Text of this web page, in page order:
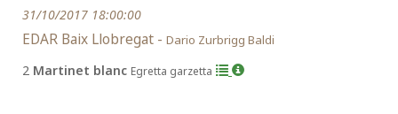
31/10/2017 18:00:00
EDAR Baix Llobregat - Dario Zurbrigg Baldi
2 Martinet blanc Egretta garzetta